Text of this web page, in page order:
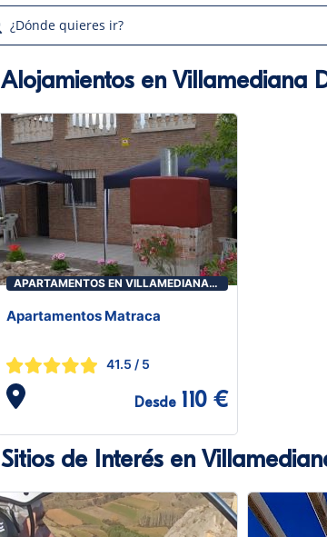
¿Dónde quieres ir?
Alojamientos en Villamediana
APARTAMENTOS EN VILLAMEDIANA
Apartamentos Matraca
41.5 / 5
Desde 110 €
Sitios de Interés en